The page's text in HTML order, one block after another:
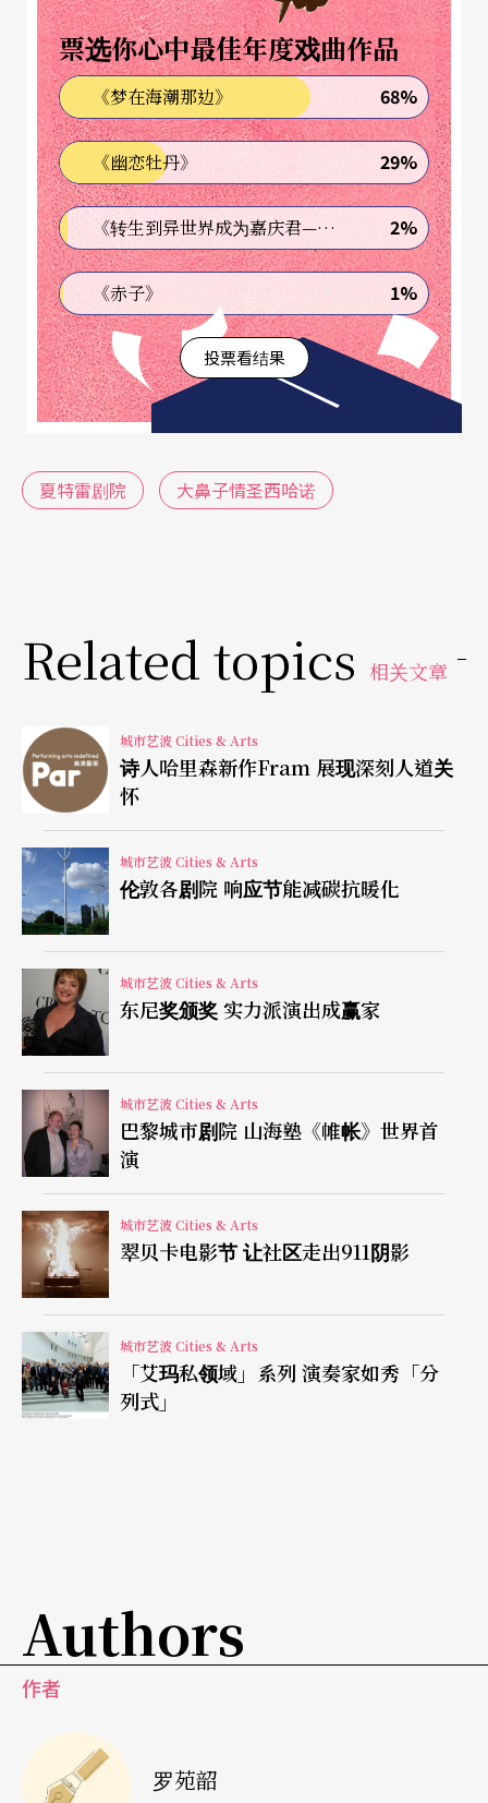
（Josef Nadj）等演出新作，比利时法兰德斯帮固定
来此演出的包括Alain Platel、Jan Fabre（总有令人
吃惊的点子）、Wim Vandekeybus、姬尔美可（An
ne Teresa De Keersmaeker）、Koen Augustijne
n、Wayn Traub等发表新作，另外如Sidi Larbi Cher
kaoui排旧作《起源》Origine、Peeping Tom也带
来旧作品。每次出手都受瞩目的阿喀郎．汗（Akra
m Khan）找女演员茱丽叶．毕诺许跳双人舞！其他
有印度女编舞家Shantala Shivalingappa、越南的Ea
Sola等等，至此名单还没列完，相信你已不得不信
服其节目阵容坚强。另外，戏剧节目共十四个制
强烈。
实用。令人眼睛一亮的是摇滚歌星史汀（Sting）参
与歌剧Welcome to the Voice演出，男高音多明哥
六月世界首演的四幕歌剧《田园》由Gérard Pesson
作曲、Pierrick Sorin导演，采用十七世纪故事〈Ast
rée〉为剧本，据料届时将邀请流行歌手参与，制造
话题。继本乐季《西城故事》演出成功的热潮，下
乐季再排伯恩斯坦和编舞家罗宾斯的合作作品
e Town。（值罗宾斯去世十周年纪念，巴黎歌剧院
下乐季排有「向罗宾斯致敬」节目）。舞蹈部分多
为外国团：阿根廷的歌舞探戈Tanguera、澳大利亚
芭蕾舞团、玛莎．葛兰姆舞蹈团、艾文．艾利美国
舞蹈剧场；日本「鼓童」亦应邀在下乐季演出。
巴黎两座歌剧院，节目繁多购票服务佳
巴黎歌剧院拥有歌尼耶和巴士底二座剧院，节目繁
多，订会员票的方式是设计配好日期供观众选择，
弹性低。好处则是可分期付款。全年当中，歌剧院
的网路订票服务十分方便，可选免费寄达家中或现
场取票，服务佳。○八／○九乐季排了十八个歌剧
制作，包括André Engel执导的雅纳杰克《小小狡猾
并负责布景的浦契尼《蝴蝶夫人》、Luc Bondy又
另执导莫札特《伊多美聂欧》等等。本乐季邀请外
国舞团驻演，受邀团体为纽约市立芭蕾舞团和中国
委请艺术家Amselm Kiefer制作一装置作品，将于明
票选你心中最佳年度戏曲作品
《梦在海潮那边》 68%
《幽恋牡丹》 29%
《转生到异世界成为嘉庆君—发现我的祖先是诈骗集团!?》 2%
《赤子》 1%
投票看结果
夏特雷剧院 大鼻子情圣西哈诺
Related topics 相关文章
城市艺波 Cities & Arts
诗人哈里森新作Fram 展现深刻人道关
怀
城市艺波 Cities & Arts
伦敦各剧院 响应节能减碳抗暖化
城市艺波 Cities & Arts
东尼奖颁奖 实力派演出成赢家
城市艺波 Cities & Arts
巴黎城市剧院 山海塾《帷帐》世界首
演
城市艺波 Cities & Arts
翠贝卡电影节 让社区走出911阴影
城市艺波 Cities & Arts
「艾玛私领域」系列 演奏家如秀「分
列式」
Authors
作者
罗苑韶